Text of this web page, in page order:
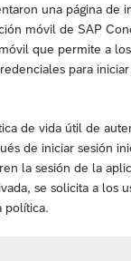
una página de
móvil de SAP
que permite a
para
de vida útil de
de iniciar sesión
la sesión de la
se solicita a los
política.